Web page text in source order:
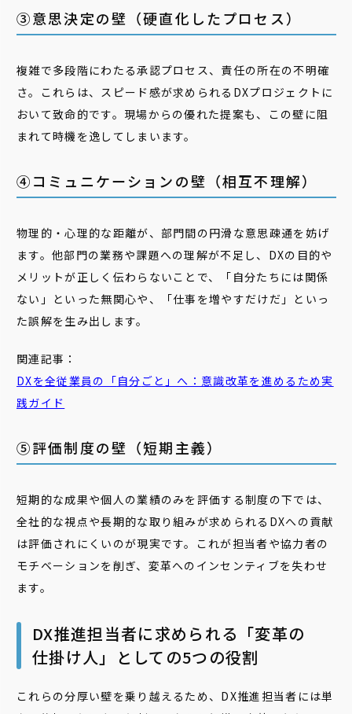
③意思決定の壁（硬直化したプロセス）
複雑で多段階にわたる承認プロセス、責任の所在の不明確
さ。これらは、スピード感が求められるDXプロジェクトに
おいて致命的です。現場からの優れた提案も、この壁に阻
まれて時機を逸してしまいます。
④コミュニケーションの壁（相互不理解）
物理的・心理的な距離が、部門間の円滑な意思疎通を妨げ
ます。他部門の業務や課題への理解が不足し、DXの目的や
メリットが正しく伝わらないことで、「自分たちには関係
ない」といった無関心や、「仕事を増やすだけだ」といっ
た誤解を生み出します。
関連記事：
DXを全従業員の「自分 ごと 」へ：意識改革を進めるため実
践ガイド
⑤評価制度の壁（短期主義）
短期的な成果や個人の業績のみを評価する制度の下では、
全社的な視点や長期的な取り組みが求められるDXへの貢献
は評価されにくいのが現実です。これが担当者や協力者の
モチベーションを削ぎ、変革へのインセンティブを失わせ
ます。
DX推進担当者に求められる「変革の
仕掛け人」としての5つの役割
これらの分厚い壁を乗り越えるため、DX推進担当者には単